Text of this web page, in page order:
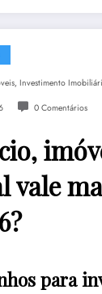
, Investimento
0 Comentários
vale
para